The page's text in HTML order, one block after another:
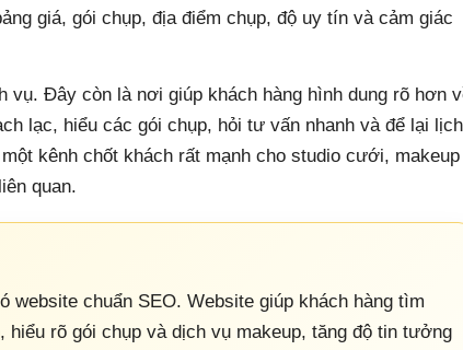
giá, gói chụp, địa điểm chụp, độ uy tín và cảm giác
Đây còn là nơi giúp khách hàng hình dung rõ hơn
lạc, hiểu các gói chụp, hỏi tư vấn nhanh và để lại lịch
kênh chốt khách rất mạnh cho studio cưới, makeup
quan.
chuẩn SEO. Website giúp khách hàng tìm
rõ gói chụp và dịch vụ makeup, tăng độ tin tưởng